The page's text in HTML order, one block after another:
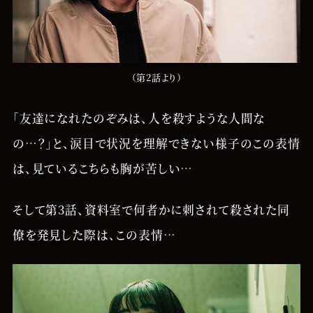
（第2話より）
「友達になれたのぞみは、人を殺すような人間な
の…？」と、涙目で状況を理解できない様子のこの表情
は、見ているこちらも胸が苦しい…
そして第3話、資料室で何者かに刺されて殺された同
僚を発見した際は、この表情…